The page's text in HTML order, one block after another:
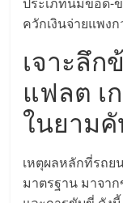
แฟ
รน
ไชส์,
ที่
ควักเงินจ่ายแพงก
เจาะลึก
แฟลต เ
ในยาม
เหตุผลหลักที่รถย
มาตรฐาน มาจา